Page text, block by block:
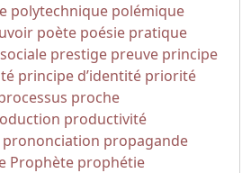
polytechnique polémique
poète poésie pratique
prestige preuve principe
principe d’identité priorité
proche
productivité
prononciation propagande
Prophète prophétie